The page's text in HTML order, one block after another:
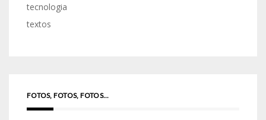
tecnologia
textos
FOTOS, FOTOS, FOTOS...